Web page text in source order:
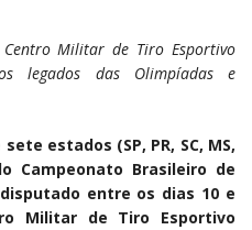
Militar de Tiro Esportivo
legados das Olimpíadas e
estados (SP, PR, SC, MS,
Campeonato Brasileiro de
entre os dias 10 e
Militar de Tiro Esportivo